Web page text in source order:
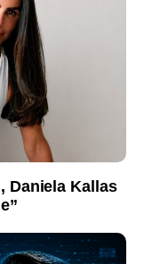
Daniela Kallas